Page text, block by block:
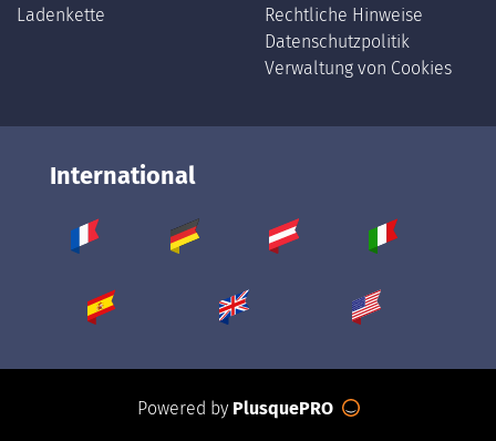
Ladenkette
Rechtliche Hinweise
Datenschutzpolitik
Verwaltung von Cookies
International
Powered by PlusquePRO